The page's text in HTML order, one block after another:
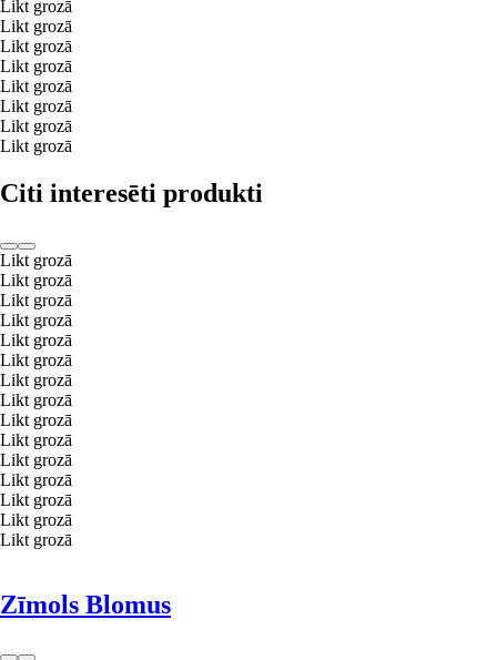
Likt grozā
Likt grozā
Likt grozā
Likt grozā
Likt grozā
Likt grozā
Likt grozā
Likt grozā
Citi interesēti produkti
Likt grozā
Likt grozā
Likt grozā
Likt grozā
Likt grozā
Likt grozā
Likt grozā
Likt grozā
Likt grozā
Likt grozā
Likt grozā
Likt grozā
Likt grozā
Likt grozā
Likt grozā
Zīmols Blomus